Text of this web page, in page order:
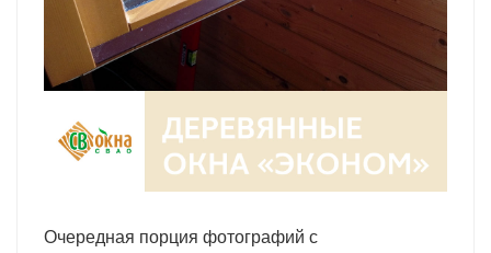
Очередная порция фотографий с